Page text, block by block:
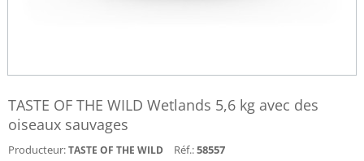
TASTE OF THE WILD Wetlands 5,6 kg avec des
oiseaux sauvages
Producteur:TASTE OF THE WILD Réf.:58557